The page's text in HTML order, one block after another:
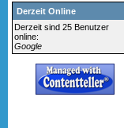
Derzeit Online
Derzeit sind 25 Benutzer
online:
Google